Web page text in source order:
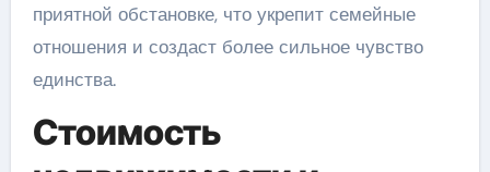
приятной обстановке, что укрепит семейные
отношения и создаст более сильное чувство
единства.
Стоимость